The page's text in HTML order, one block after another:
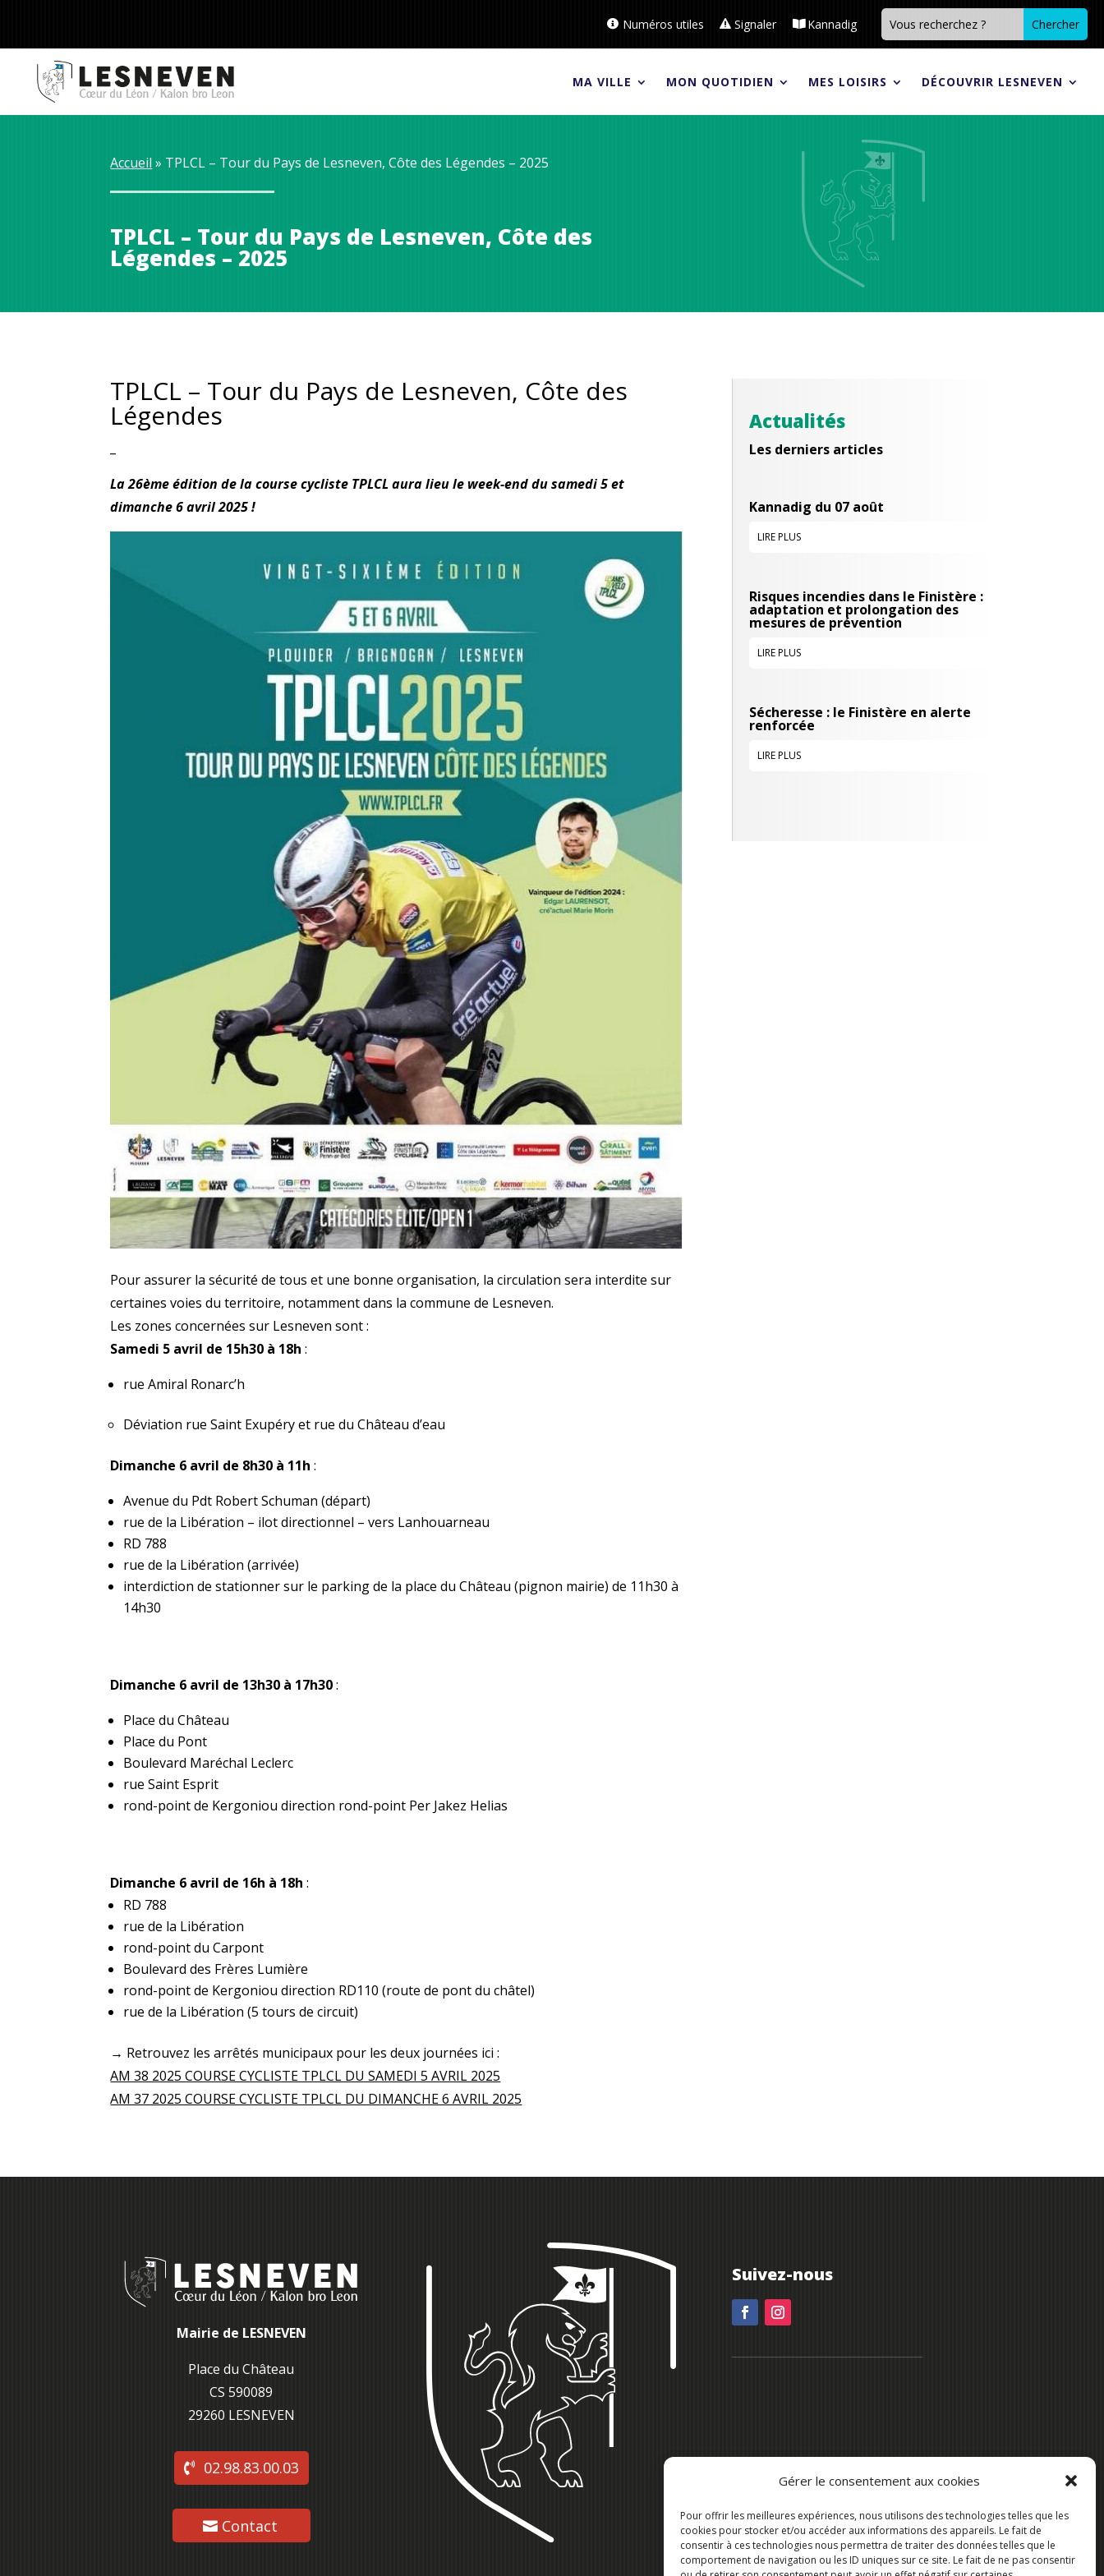
Gérer le consentement aux cookies
Pour offrir les meilleures expériences, nous utilisons des technologies telles que les
cookies pour stocker et/ou accéder aux informations des appareils. Le fait de
consentir à ces technologies nous permettra de traiter des données telles que le
comportement de navigation ou les ID uniques sur ce site. Le fait de ne pas consentir
Numéros utiles Signaler Kannadig
MA VILLE MON QUOTIDIEN MES LOISIRS DÉCOUVRIR LESNEVEN
Accueil » TPLCL – Tour du Pays de Lesneven, Côte des Légendes – 2025
TPLCL – Tour du Pays de Lesneven, Côte des
Légendes – 2025
TPLCL – Tour du Pays de Lesneven, Côte des
Légendes
La 26ème édition de la course cycliste TPLCL aura lieu le week-end du samedi 5 et
dimanche 6 avril 2025 !
Pour assurer la sécurité de tous et une bonne organisation, la circulation sera interdite sur
certaines voies du territoire, notamment dans la commune de Lesneven.
Les zones concernées sur Lesneven sont :
Samedi 5 avril de 15h30 à 18h :
rue Amiral Ronarc’h
Déviation rue Saint Exupéry et rue du Château d’eau
Dimanche 6 avril de 8h30 à 11h :
Avenue du Pdt Robert Schuman (départ)
rue de la Libération – ilot directionnel – vers Lanhouarneau
RD 788
rue de la Libération (arrivée)
interdiction de stationner sur le parking de la place du Château (pignon mairie) de 11h30 à
14h30
Dimanche 6 avril de 13h30 à 17h30:
Place du Château
Place du Pont
Boulevard Maréchal Leclerc
rue Saint Esprit
rond-point de Kergoniou direction rond-point Per Jakez Helias
Dimanche 6 avril de 16h à 18h :
RD 788
rue de la Libération
rond-point du Carpont
Boulevard des Frères Lumière
rond-point de Kergoniou direction RD110 (route de pont du châtel)
rue de la Libération (5 tours de circuit)
→ Retrouvez les arrêtés municipaux pour les deux journées ici :
AM 38 2025 COURSE CYCLISTE TPLCL DU SAMEDI 5 AVRIL 2025
AM 37 2025 COURSE CYCLISTE TPLCL DU DIMANCHE 6 AVRIL 2025
Actualités
Les derniers articles
Kannadig du 07 août
LIRE PLUS
Risques incendies dans le Finistère :
adaptation et prolongation des
mesures de prévention
LIRE PLUS
Sécheresse : le Finistère en alerte
renforcée
LIRE PLUS
Mairie de LESNEVEN
Place du Château
CS 590089
29260 LESNEVEN
02.98.83.00.03
Contact
Suivez-nous